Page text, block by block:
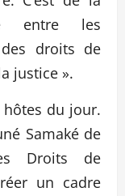
entre les
des droits de
justice ».
du jour.
Samaké de
Droits de
un cadre